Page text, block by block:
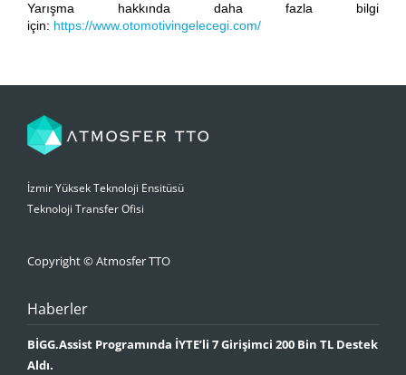
Yarışma hakkında daha fazla bilgi
için: https://www.otomotivingelecegi.com/
İzmir Yüksek Teknoloji Ensitüsü
Teknoloji Transfer Ofisi
Copyright © Atmosfer TTO
Haberler
BİGG.Assist Programında İYTE’li 7 Girişimci 200 Bin TL Destek
Aldı.